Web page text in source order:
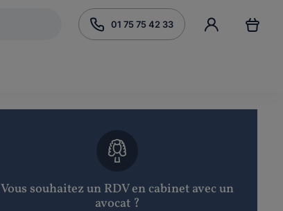
01 75 75 42 33
Vous souhaitez un RDV en cabinet avec un
avocat ?